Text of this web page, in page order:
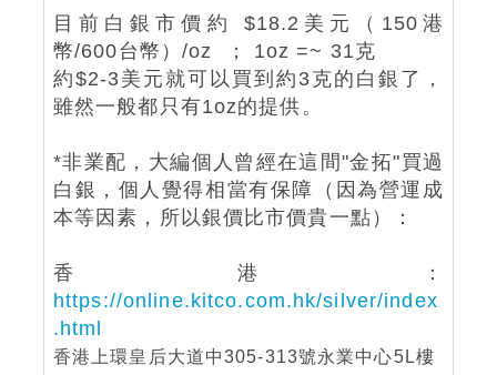
目前白銀市價約 $18.2美元（150港
幣/600台幣）/oz ； 1oz =~ 31克
約$2-3美元就可以買到約3克的白銀了，
雖然一般都只有1oz的提供。
*非業配，大編個人曾經在這間"金拓"買過
白銀，個人覺得相當有保障（因為營運成
本等因素，所以銀價比市價貴一點）：
香港：
https://online.kitco.com.hk/silver/index
.html
香港上環皇后大道中305-313號永業中心5L樓